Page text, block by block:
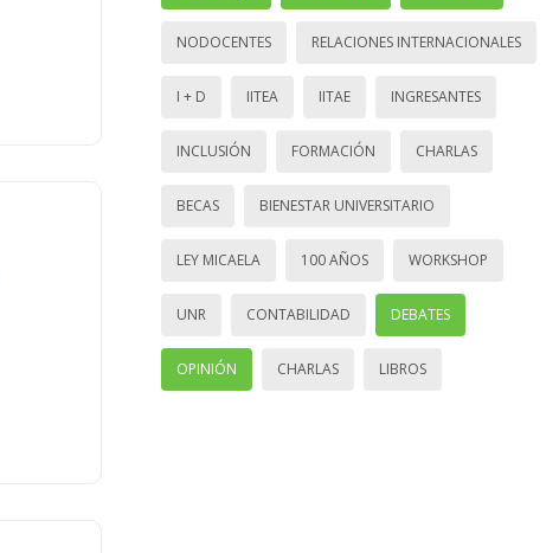
NODOCENTES RELACIONES INTERNACIONALES
I + D IITEA IITAE INGRESANTES
INCLUSIÓN FORMACIÓN CHARLAS
BECAS BIENESTAR UNIVERSITARIO
LEY MICAELA 100 AÑOS WORKSHOP
UNR CONTABILIDAD DEBATES
OPINIÓN CHARLAS LIBROS